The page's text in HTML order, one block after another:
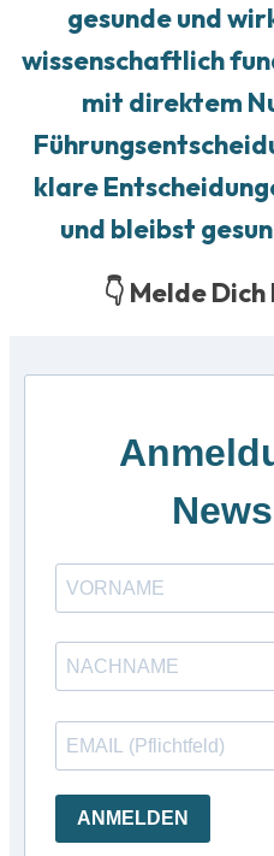
gesunde und
wissenschaftlich
mit direktem
klare
und bleibst
👇 Melde
ANMELDEN